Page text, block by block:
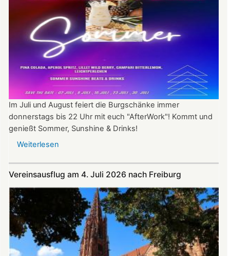
Im Juli und August feiert die Burgschänke immer
donnerstags bis 22 Uhr mit euch "AfterWork"! Kommt und
genießt Sommer, Sunshine & Drinks!
Weiterlesen
und
August
der
Burg:
After
Work
Vereinsausflug am 4. Juli 2026 nach Freiburg